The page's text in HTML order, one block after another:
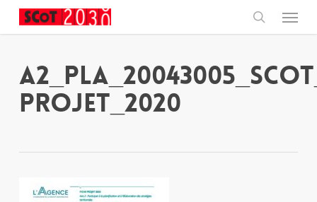
main
content search
Menu
projet_2020